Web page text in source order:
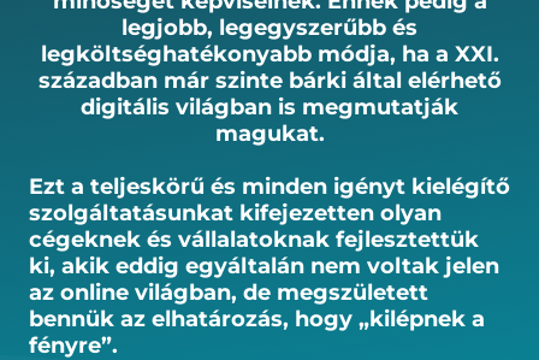
legjobb, legegyszerűbb és
legköltséghatékonyabb módja, ha a XXI.
században már szinte bárki által elérhető
digitális világban is megmutatják
magukat.
Ezt a teljeskörű és minden igényt kielégítő
szolgáltatásunkat kifejezetten olyan
cégeknek és vállalatoknak fejlesztettük
ki, akik eddig egyáltalán nem voltak jelen
az online világban, de megszületett
bennük az elhatározás, hogy „kilépnek a
fényre”.